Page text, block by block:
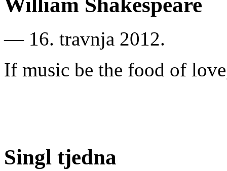
William Shakespeare
― 16. travnja 2012.
If music be the food of
Singl tjedna